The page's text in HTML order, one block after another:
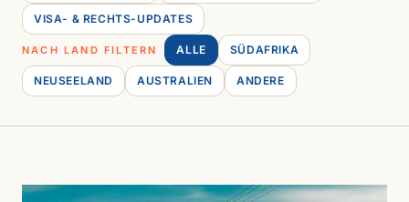
VISA- & RECHTS-UPDATES
NACH LAND FILTERN ALLE SÜDAFRIKA
NEUSEELAND AUSTRALIEN ANDERE